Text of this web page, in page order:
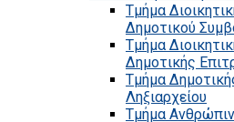
Τμήμα
Δημοτικού
Τμήμα
Δημοτικής
Τμήμα
Ληξιαρχείου
Τμήμα